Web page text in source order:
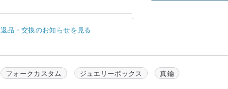
返品・交換のお知らせを見る
フォークカスタム ジュエリーボックス 真鍮